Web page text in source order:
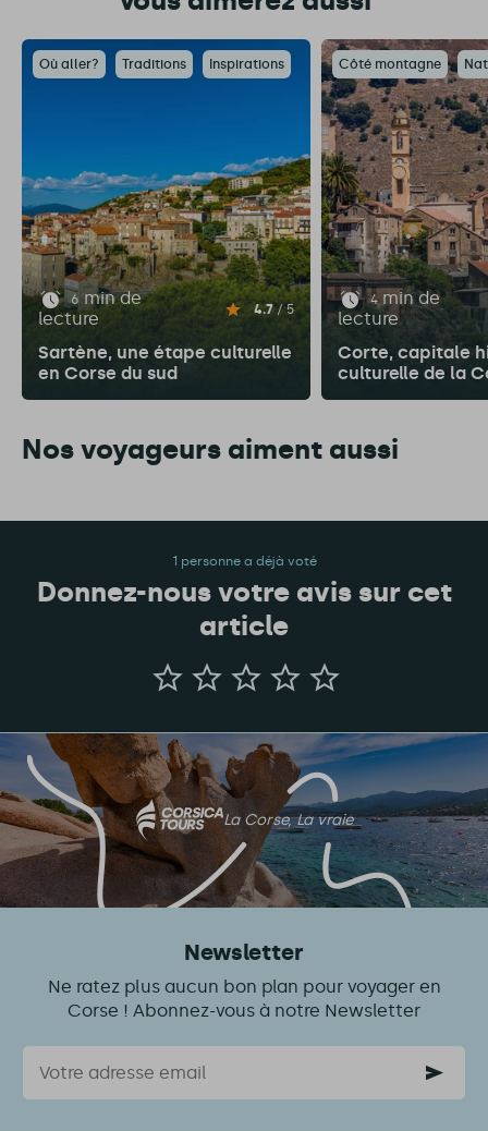
Où aller? Traditions Inspirations
6 min de
lecture
4.7/ 5
Sartène, une étape culturelle
en Corse du sud
Côté montagne
4min de
lecture
Corte, capitale
culturelle de la
Nos voyageurs aiment aussi
1 personne a déjà voté
Donnez-nous votre avis sur cet
article
Donnez-
nous
sur
cet
article
La Corse, La vraie
Newsletter
Ne ratez plus aucun bon plan pour voyager en
Corse ! Abonnez-vous à notre Newsletter
Courriel